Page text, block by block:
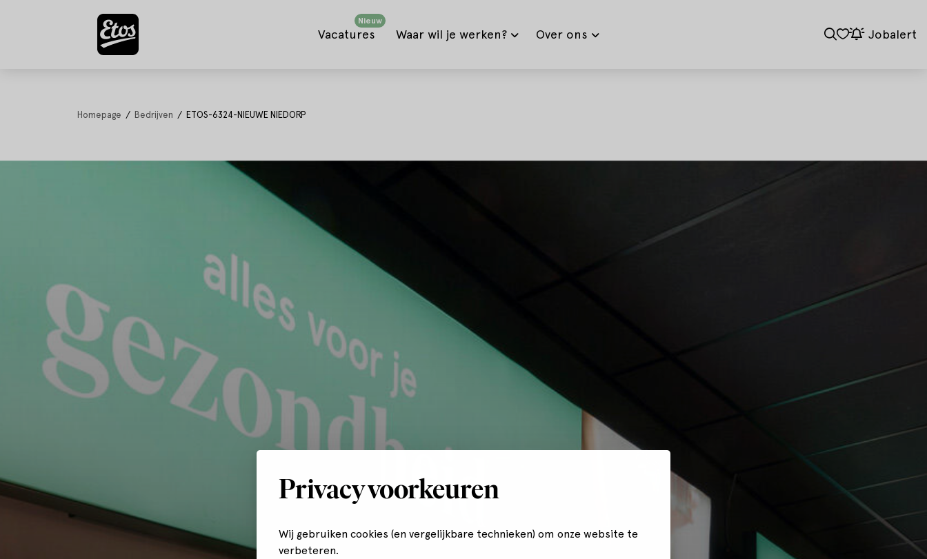
Privacy voorkeuren
Wij gebruiken cookies (en vergelijkbare technieken) om onze website te
verbeteren.
Vacatures
Nieuw
Waar wil je werken? Over ons Jobalert
Homepage Bedrijven ETOS-6324-NIEUWE NIEDORP